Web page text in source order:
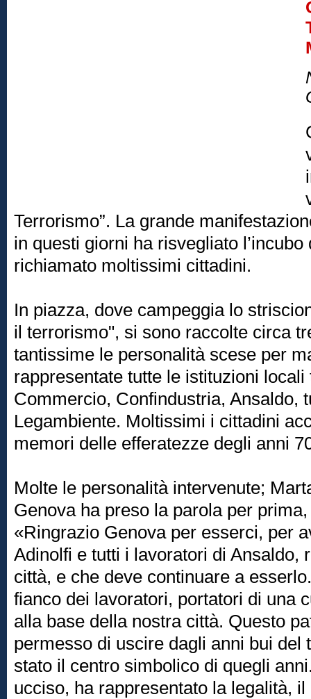
Terrorismo”. La grande
in questi giorni ha risvegliato
richiamato moltissimi cittadini.
In piazza, dove campeggia lo
il terrorismo", si sono raccolte circa
tantissime le personalità scese per
rappresentate tutte le istituzioni
Commercio, Confindustria, Ansaldo,
Legambiente. Moltissimi i cittadini
memori delle efferatezze degli anni
Molte le personalità intervenute;
Genova ha preso la parola per
«Ringrazio Genova per esserci, per
Adinolfi e tutti i lavoratori di Ansaldo,
città, e che deve continuare a
fianco dei lavoratori, portatori di una
alla base della nostra città. Questo
permesso di uscire dagli anni bui del
stato il centro simbolico di quegli
ucciso, ha rappresentato la legalità,